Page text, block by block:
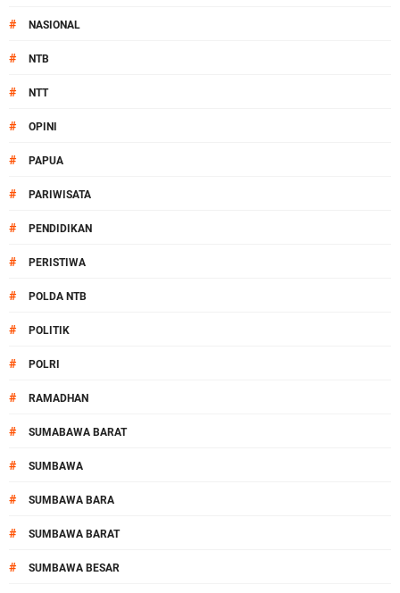
# NASIONAL
# NTB
# NTT
# OPINI
# PAPUA
# PARIWISATA
# PENDIDIKAN
# PERISTIWA
# POLDA NTB
# POLITIK
# POLRI
# RAMADHAN
# SUMABAWA BARAT
# SUMBAWA
# SUMBAWA BARA
# SUMBAWA BARAT
# SUMBAWA BESAR